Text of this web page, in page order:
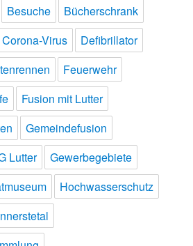
Besuche
Bücherschrank
Corona-Virus
Defibrillator
Feuerwehr
Fusion mit Lutter
Gemeindefusion
Lutter
Gewerbegebiete
Hochwasserschutz